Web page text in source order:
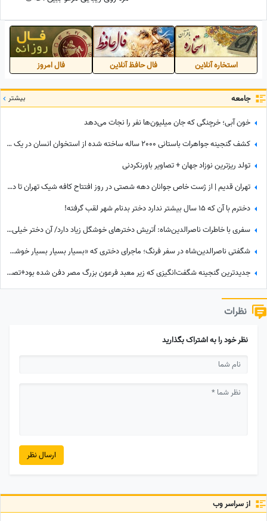
استخاره آنلاین فال حافظ آنلاین فال امروز
جامعه بیشتر
خون آبی؛ خرچنگی که جان میلیون‌ها نفر را نجات می‌دهد
کشف گنجینه جواهرات باستانی 2000 ساله ساخته شده از استخوان انسان در یک قصر مجلل+عکس
تولد ریزترین نوزاد جهان + تصاویر باورنکردنی
تهران قدیم | از ژست خاص جوانان دهه شصتی در روز افتتاح کافه شیک تهران تا دور دور دختر جوان و سگش با رنوی قرمز در سال 78
دخترم با آن که ۱۵ سال بیشتر ندارد دختر بدنام شهر لقب گرفته!
سفری با خاطرات ناصرالدین‌شاه: اُتریش دخترهای خوشگل زیاد دارد/ آن دختر خیلی‌ خوشگل‌تر وقتی به من دسته گل داد، مات و مبهوت شدم، نتوانستم راه بروم مردم ملتفت شدند، خندیدند!
شگفتی ناصرالدین‌شاه در سفر فرنگ؛ ماجرای دختری که «بسیار بسیار بسیار خوشگل» بود!
جدیدترین گنجینه شگفت‌انگیزی که زیر معبد فرعون بزرگ مصر دفن شده بود+تصاویر/ معبد فراعنه بعد از هر اکتشاف حیرت‌انگیزتر میشه
نظرات
نظر خود را به اشتراک بگذارید
ارسال نظر
از سراسر وب